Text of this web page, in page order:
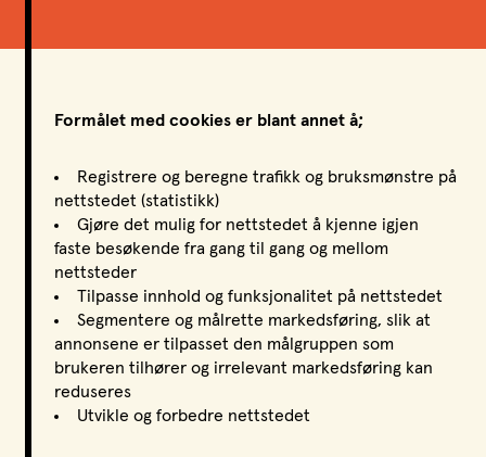
LPO Bergen
Formålet med cookies er blant annet å;
Registrere og beregne trafikk og bruksmønstre på
nettstedet (statistikk)
Gjøre det mulig for nettstedet å kjenne igjen
faste besøkende fra gang til gang og mellom
nettsteder
Tilpasse innhold og funksjonalitet på nettstedet
Segmentere og målrette markedsføring, slik at
annonsene er tilpasset den målgruppen som
brukeren tilhører og irrelevant markedsføring kan
reduseres
Utvikle og forbedre nettstedet